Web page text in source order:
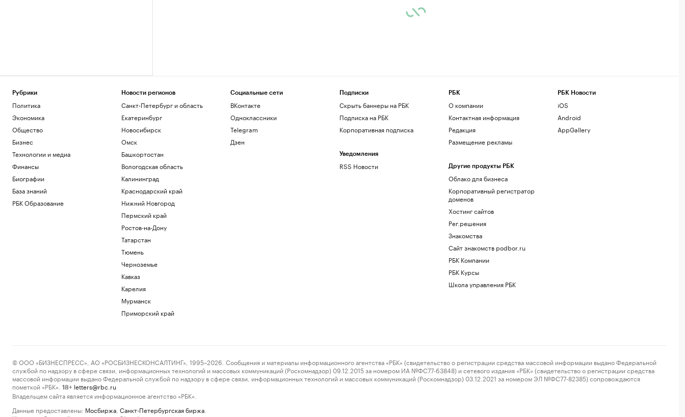
Рубрики
Политика
Экономика
Общество
Бизнес
Технологии и медиа
Финансы
Биографии
База знаний
РБК Образование
Новости регионов
Санкт-Петербург и область
Екатеринбург
Новосибирск
Омск
Башкортостан
Вологодская область
Калининград
Краснодарский край
Нижний Новгород
Пермский край
Ростов-на-Дону
Татарстан
Тюмень
Черноземье
Кавказ
Карелия
Мурманск
Приморский край
Социальные сети
ВКонтакте
Одноклассники
Telegram
Дзен
Подписки
Скрыть баннеры на РБК
Подписка на РБК
Корпоративная подписка
Уведомления
RSS Новости
РБК
О компании
Контактная информация
Редакция
Размещение рекламы
Другие продукты РБК
Облако для бизнеса
Корпоративный регистратор
доменов
Хостинг сайтов
Рег.решения
Знакомства
Сайт знакомств podbor.ru
РБК Компании
РБК Курсы
Школа управления РБК
РБК Новости
iOS
Android
AppGallery
© ООО «БИЗНЕСПРЕСС», АО «РОСБИЗНЕСКОНСАЛТИНГ», 1995–2026. Сообщения и материалы информационного агентства «РБК» (свидетельство о регистрации средства массовой информации выдано Федеральной
службой по надзору в сфере связи, информационных технологий и массовых коммуникаций (Роскомнадзор) 09.12.2015 за номером ИА №ФС77-63848) и сетевого издания «РБК» (свидетельство о регистрации средства
массовой информации выдано Федеральной службой по надзору в сфере связи, информационных технологий и массовых коммуникаций (Роскомнадзор) 03.12.2021 за номером ЭЛ №ФС77-82385) сопровождаются
пометкой «РБК».
18+ letters@rbc.ru
Владельцем сайта является информационное агентство «РБК».
Данные предоставлены: Мосбиржа Санкт-Петербургская биржа